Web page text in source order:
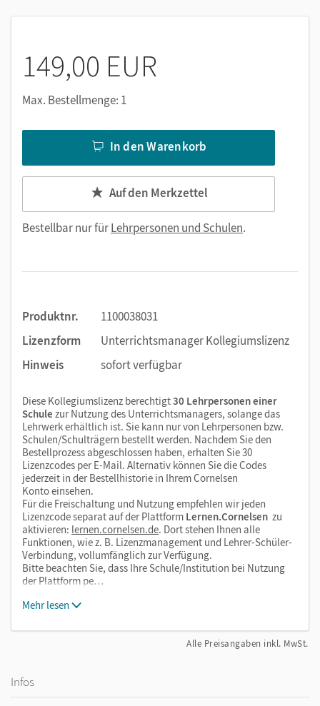
Wörterverzeichnisse (Excel)
Lernsituationen
Diagnostic test (PDF)
Nutzen Sie den Unterrichtsmanager auf lernen.cornelsen.de
oder über die Cornelsen Lernen App.
149,00 EUR
Max. Bestellmenge: 1
In den Warenkorb
Auf den Merkzettel
Bestellbar nur fürLehrpersonen und Schulen.
Produktnr.
1100038031
Lizenzform
Unterrichtsmanager Kollegiumslizenz
Hinweis
sofort verfügbar
Diese Kollegiumslizenz berechtigt30 Lehrpersonen einer
Schule zur Nutzung des Unterrichtsmanagers, solange das
Lehrwerk erhältlich ist. Sie kann nur von Lehrpersonen bzw.
Schulen/Schulträgern bestellt werden. Nachdem Sie den
Bestellprozess abgeschlossen haben, erhalten Sie 30
Lizenzcodes per E-Mail. Alternativ können Sie die Codes
jederzeit in der Bestellhistorie in Ihrem Cornelsen
Konto einsehen.
Für die Freischaltung und Nutzung empfehlen wir jeden
Lizenzcode separat auf der Plattform Lernen.Cornelsen zu
aktivieren: lernen.cornelsen.de. Dort stehen Ihnen alle
Funktionen, wie z. B. Lizenzmanagement und Lehrer-Schüler-
Verbindung, vollumfänglich zur Verfügung.
Bitte beachten Sie, dass Ihre Schule/Institution bei Nutzung
der Plattform pe…
Mehr lesen
Alle Preisangaben inkl. MwSt.
Infos